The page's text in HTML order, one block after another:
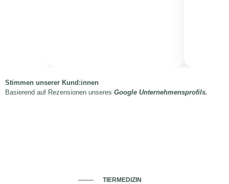
Stimmen unserer Kund:innen
Basierend auf Rezensionen unseres Google Unternehmensprofils.
TIERMEDIZIN